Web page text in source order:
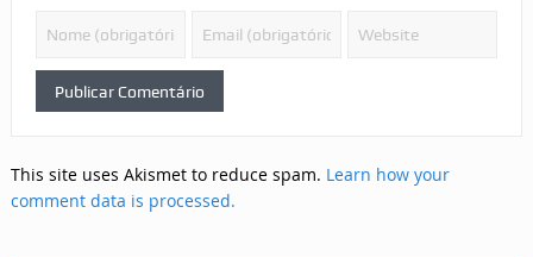
This site uses Akismet to reduce spam. Learn how your
comment data is processed.